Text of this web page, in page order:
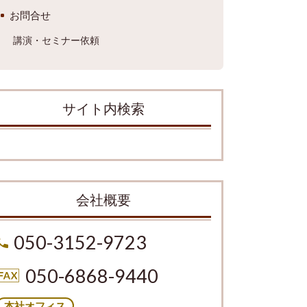
お問合せ
講演・セミナー依頼
サイト内検索
会社概要
050-3152-9723
050-6868-9440